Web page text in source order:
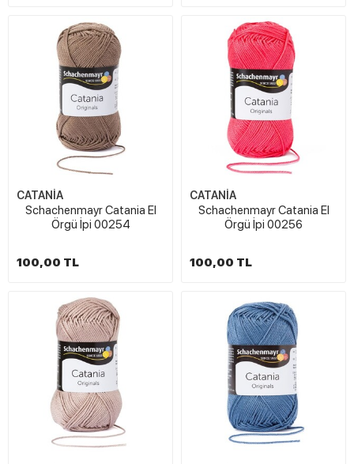
CATANİA
Schachenmayr Catania El
Örgü İpi 00254
100,00 TL
CATANİA
Schachenmayr Catania El
Örgü İpi 00256
100,00 TL